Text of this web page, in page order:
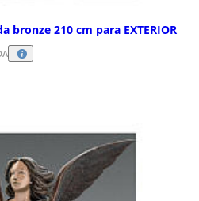
bronze 210 cm para EXTERIOR